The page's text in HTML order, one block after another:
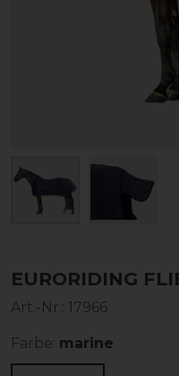
EURORIDING
Art.-Nr.: 17966
Farbe: marine